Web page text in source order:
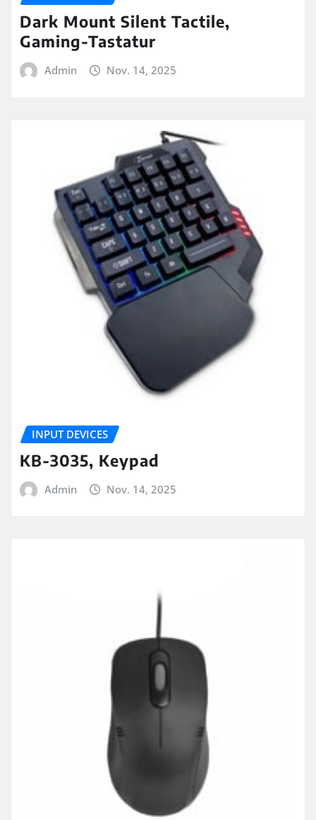
Dark Mount Silent Tactile,
Gaming-Tastatur
Admin Nov. 14, 2025
INPUT DEVICES
KB-3035, Keypad
Admin Nov. 14, 2025